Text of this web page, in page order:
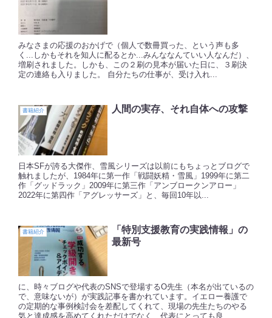
みなさまの応援のおかげで（個人で数冊買った、という声も多
く...しかもそれを知人に配るとか...みんななんていい人なんだ）、
増刷されました。しかも、この２刷の見本が届いた日に、３刷決
定の連絡も入りました。 自分たちの仕事が、受け入れ...
書籍紹介 人間の実存、それ自体への攻撃
日本SFが誇る大傑作、雪風シリーズは以前にもちょっとブログで
触れましたが、1984年に第一作「戦闘妖精・雪風」1999年に第二
作「グッドラック」2009年に第三作「アンブロークンアロー」
2022年に第四作「アグレッサーズ」と、毎回10年以...
書籍紹介
「特別支援教育の実践情報」の
最新号
に、時々ブログや代表のSNSで登場するO先生（本名が出ているの
で、意味ないが）が実践記事を書かれています。イエロー養護で
の定期的な事例検討会を差配してくれて、現場の先生たちのやる
気と達成感を高めてくれただけでなく、代表にとっても良...